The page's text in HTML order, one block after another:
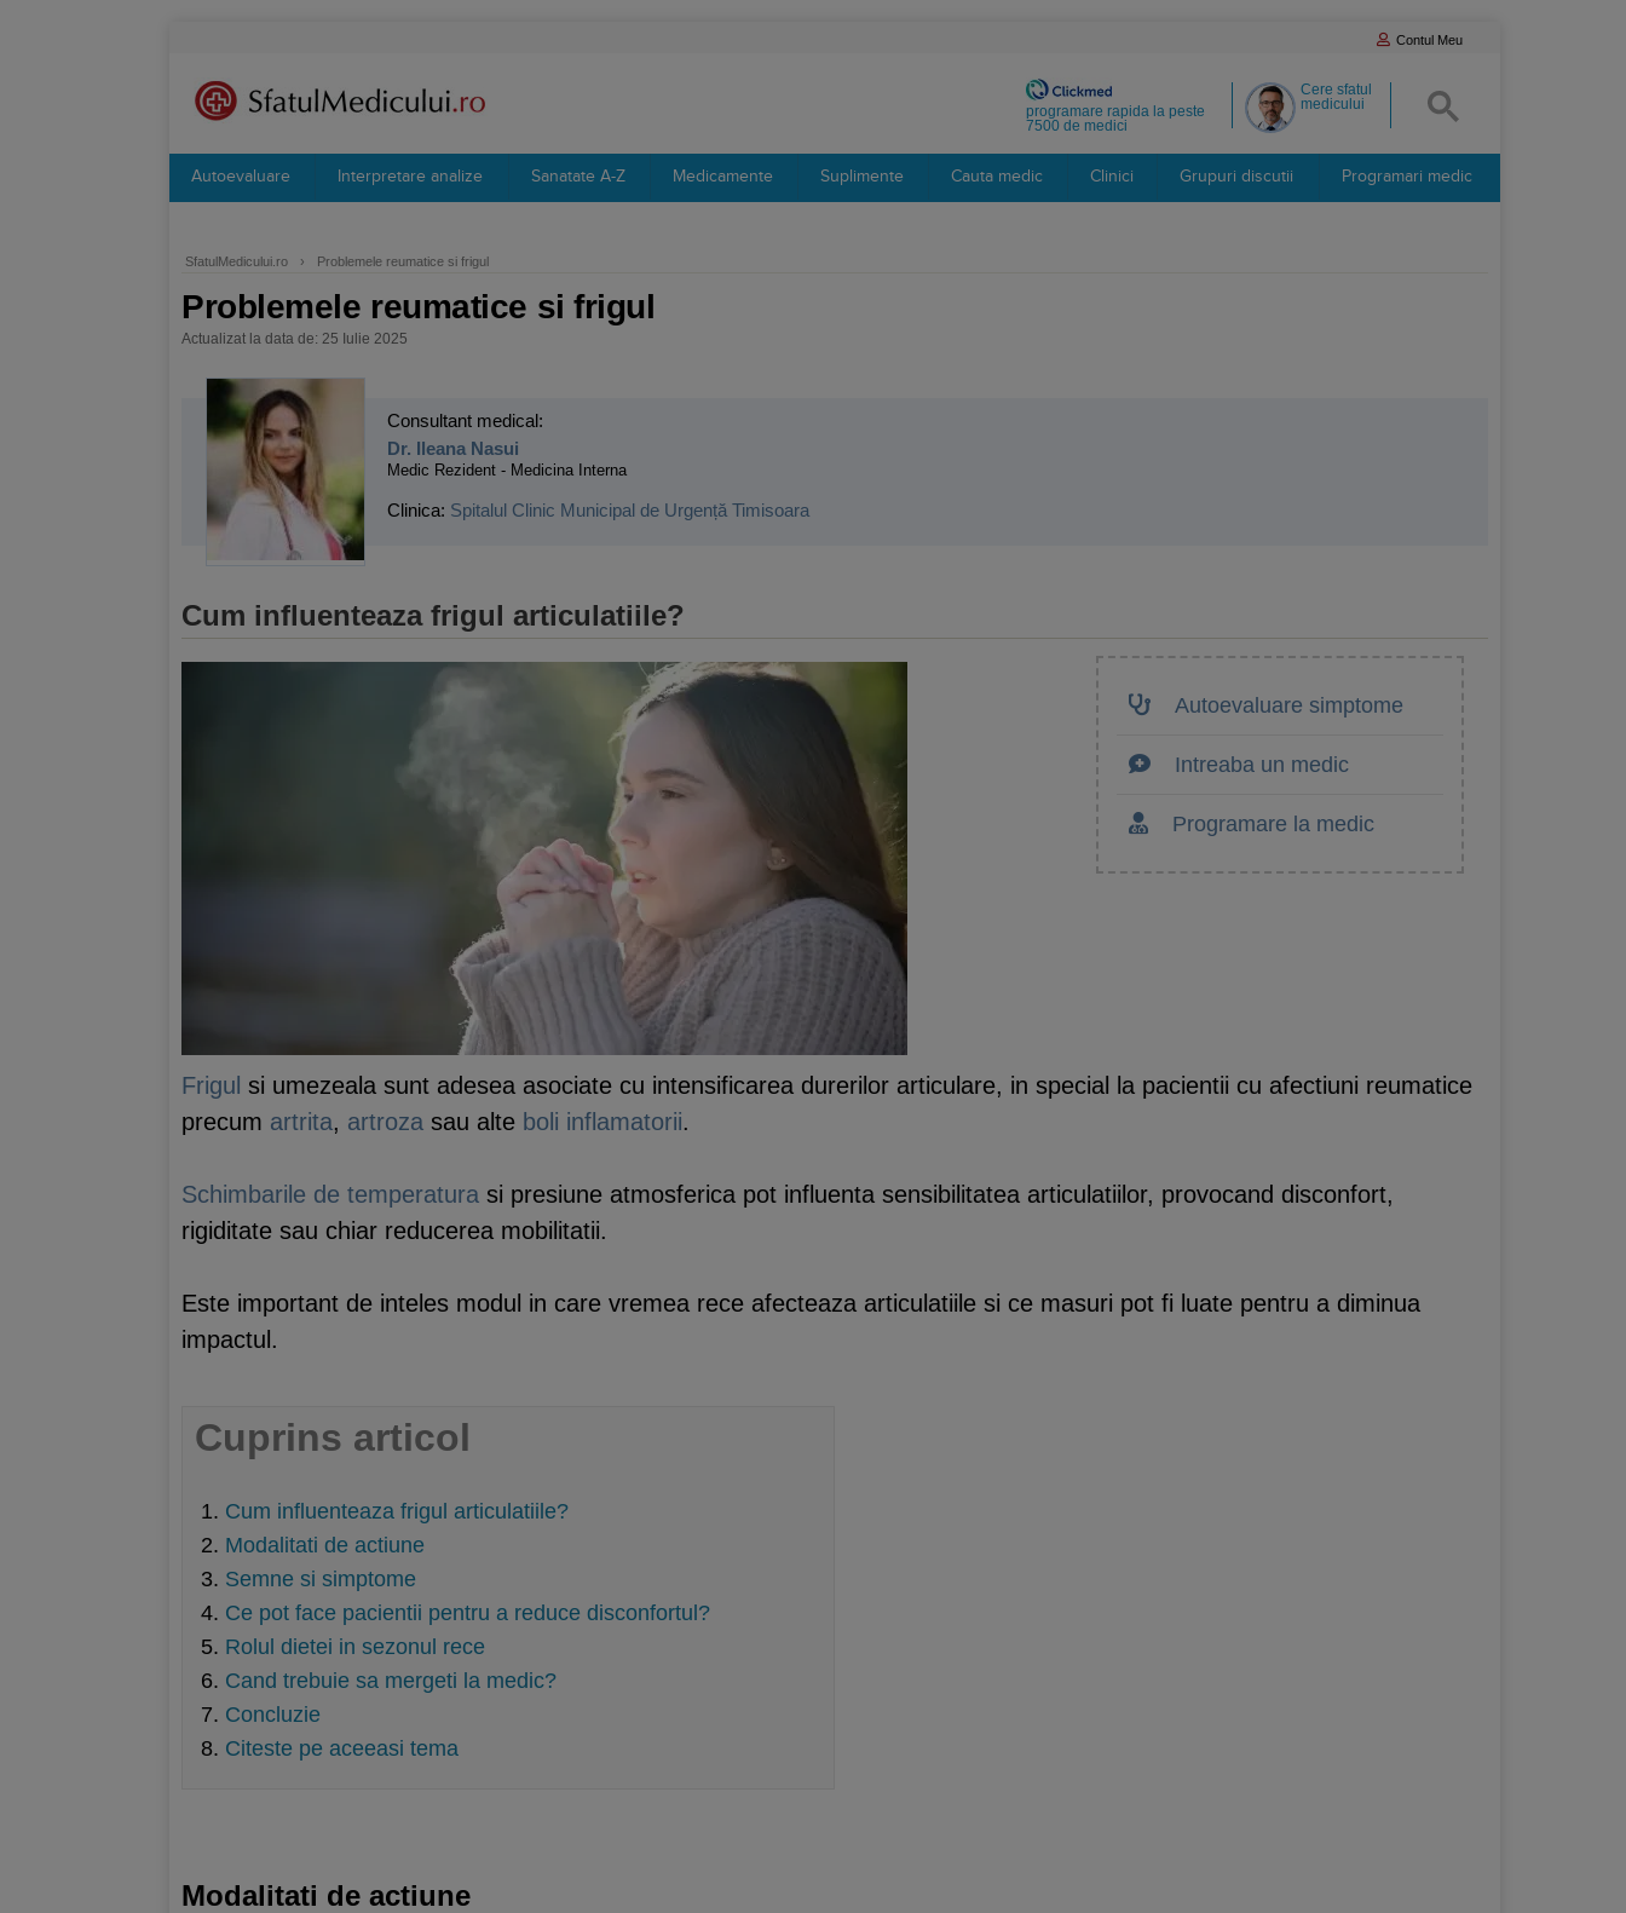
Contul Meu
Cere sfatul
medicului
programare rapida la peste
7500 de medici
Autoevaluare Interpretare analize Sanatate A-Z Medicamente Suplimente Cauta medic Clinici Grupuri discutii Programari medic
SfatulMedicului.ro › Problemele reumatice si frigul
Problemele reumatice si frigul
Actualizat la data de: 25 Iulie 2025
Consultant medical:
Dr. Ileana Nasui
Medic Rezident - Medicina Interna
Clinica: Spitalul Clinic Municipal de Urgență Timisoara
Cum influenteaza frigul articulatiile?
Autoevaluare simptome
Intreaba un medic
Programare la medic
Frigul si umezeala sunt adesea asociate cu intensificarea durerilor articulare, in special la pacientii cu afectiuni reumatice
precum artrita, artroza sau alte boli inflamatorii.
Schimbarile de temperatura si presiune atmosferica pot influenta sensibilitatea articulatiilor, provocand disconfort,
rigiditate sau chiar reducerea mobilitatii.
Este important de inteles modul in care vremea rece afecteaza articulatiile si ce masuri pot fi luate pentru a diminua
impactul.
Cuprins articol
Cum influenteaza frigul articulatiile?
Modalitati de actiune
Semne si simptome
Ce pot face pacientii pentru a reduce disconfortul?
Rolul dietei in sezonul rece
Cand trebuie sa mergeti la medic?
Concluzie
Citeste pe aceeasi tema
Modalitati de actiune